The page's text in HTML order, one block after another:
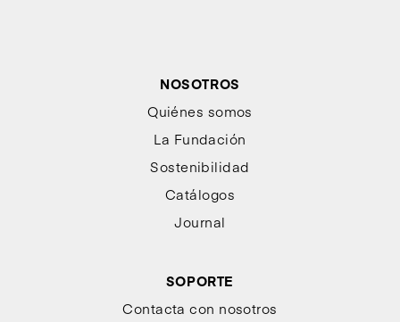
NOSOTROS
Quiénes somos
La Fundación
Sostenibilidad
Catálogos
Journal
SOPORTE
Contacta con nosotros